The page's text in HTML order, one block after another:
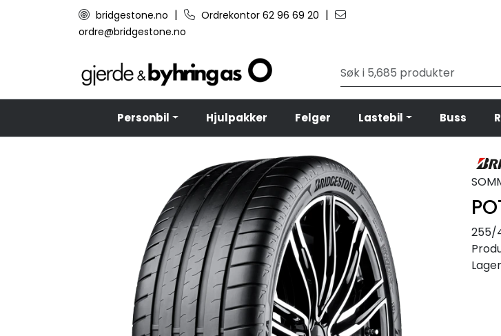
Skip to main contentbridgestone.no | Ordrekontor 62 96 69 20 |
ordre@bridgestone.no
Personbil Hjulpakker Felger Lastebil Buss
255/